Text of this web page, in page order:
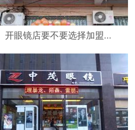
开眼镜店要不要选择加盟...